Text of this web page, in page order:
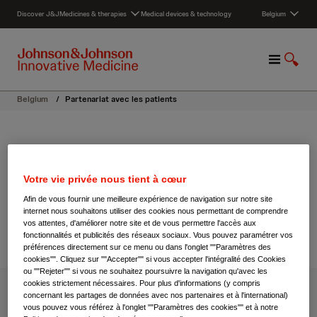
c
Discover J&JMedicines & therapies Medical devices & technology Belgium
M
n
S
o
Belgium / Partenariat avec les patients
26 juin 2017
Chez Janssen, le patient est au centre de tout ce que
Votre vie privée nous tient à cœur
Afin de vous fournir une meilleure expérience de navigation sur notre site
internet nous souhaitons utiliser des cookies nous permettant de comprendre
vos attentes, d'améliorer notre site et de vous permettre l'accès aux
fonctionnalités et publicités des réseaux sociaux. Vous pouvez paramétrer vos
préférences directement sur ce menu ou dans l'onglet ""Paramètres des
cookies"". Cliquez sur ""Accepter"" si vous accepter l'intégralité des Cookies
ou ""Rejeter"" si vous ne souhaitez poursuivre la navigation qu'avec les
cookies strictement nécessaires. Pour plus d'informations (y compris
concernant les partages de données avec nos partenaires et à l'international)
vous pouvez vous référez à l'onglet ""Paramètres des cookies"" et à notre